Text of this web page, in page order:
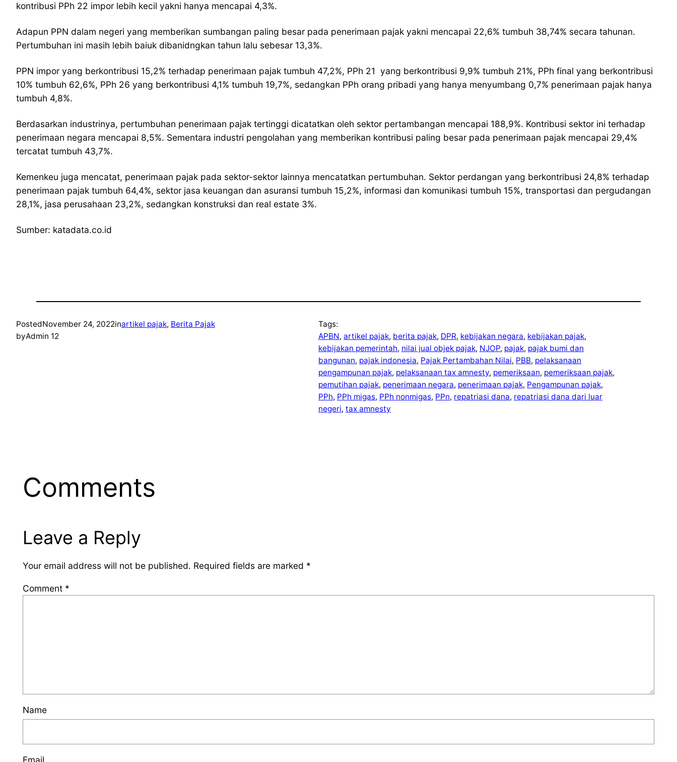
kontribusi PPh 22 impor lebih kecil yakni hanya mencapai 4,3%.
Adapun PPN dalam negeri yang memberikan sumbangan paling besar pada penerimaan pajak yakni mencapai 22,6% tumbuh 38,74% secara tahunan.
Pertumbuhan ini masih lebih baiuk dibanidngkan tahun lalu sebesar 13,3%.
PPN impor yang berkontribusi 15,2% terhadap penerimaan pajak tumbuh 47,2%, PPh 21 yang berkontribusi 9,9% tumbuh 21%, PPh final yang berkontribusi
10% tumbuh 62,6%, PPh 26 yang berkontribusi 4,1% tumbuh 19,7%, sedangkan PPh orang pribadi yang hanya menyumbang 0,7% penerimaan pajak hanya
tumbuh 4,8%.
Berdasarkan industrinya, pertumbuhan penerimaan pajak tertinggi dicatatkan oleh sektor pertambangan mencapai 188,9%. Kontribusi sektor ini terhadap
penerimaan negara mencapai 8,5%. Sementara industri pengolahan yang memberikan kontribusi paling besar pada penerimaan pajak mencapai 29,4%
tercatat tumbuh 43,7%.
Kemenkeu juga mencatat, penerimaan pajak pada sektor-sektor lainnya mencatatkan pertumbuhan. Sektor perdangan yang berkontribusi 24,8% terhadap
penerimaan pajak tumbuh 64,4%, sektor jasa keuangan dan asuransi tumbuh 15,2%, informasi dan komunikasi tumbuh 15%, transportasi dan pergudangan
28,1%, jasa perusahaan 23,2%, sedangkan konstruksi dan real estate 3%.
Sumber: katadata.co.id
PostedNovember 24, 2022inartikel pajak, Berita Pajak
byAdmin 12
Tags:
APBN, artikel pajak, berita pajak, DPR, kebijakan negara, kebijakan pajak
kebijakan pemerintah, nilai jual objek pajak, NJOP, pajak, pajak bumi dan
bangunan, pajak indonesia, Pajak Pertambahan Nilai, PBB, pelaksanaan
pengampunan pajak, pelaksanaan tax amnesty, pemeriksaan, pemeriksaan pajak
pemutihan pajak, penerimaan negara, penerimaan pajak, Pengampunan pajak
PPh, PPh migas, PPh nonmigas, PPn, repatriasi dana, repatriasi dana dari luar
negeri, tax amnesty
Comments
Leave a Reply
Your email address will not be published. Required fields are marked *
Comment *
Name
Email